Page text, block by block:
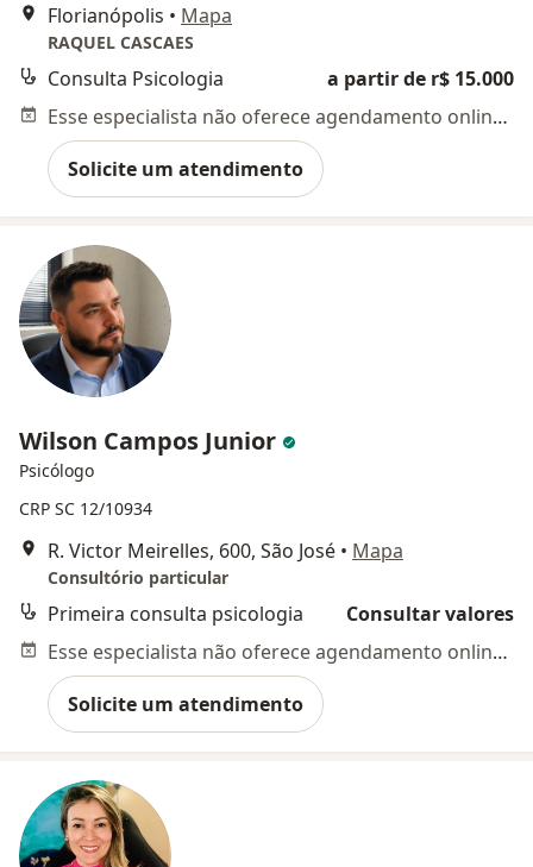
Florianópolis • Mapa
RAQUEL CASCAES
Consulta Psicologia
a partir de r$ 15.000
Esse especialista não oferece agendamento online para esse endereço.
Solicite um atendimento
Wilson Campos Junior
Psicólogo
CRP SC 12/10934
R. Victor Meirelles, 600, São José • Mapa
Consultório particular
Primeira consulta psicologia
Consultar valores
Esse especialista não oferece agendamento online para esse endereço.
Solicite um atendimento